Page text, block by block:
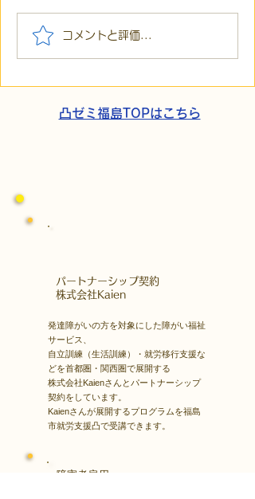
コメントと評価...
凸ゼミ福島TOPはこちら
​パートナーシップ契約
​株式会社Kaien
発達障がいの方を対象にした障がい福祉
サービス、
自立訓練（生活訓練）・就労移行支援な
どを首都圏・関西圏で展開する
株式会社Kaienさんとパートナーシップ
契約をしています。
Kaienさんが展開するプログラムを福島
市就労支援凸で受講できます。
障害者雇用